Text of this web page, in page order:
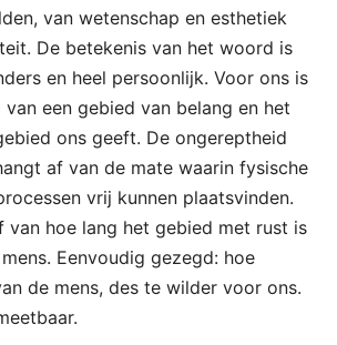
van wetenschap en esthetiek
De betekenis van het woord is
en heel persoonlijk. Voor ons is
een gebied van belang en het
ons geeft. De ongereptheid
af van de mate waarin fysische
vrij kunnen plaatsvinden.
van hoe lang het gebied met rust is
Eenvoudig gezegd: hoe
de mens, des te wilder voor ons.